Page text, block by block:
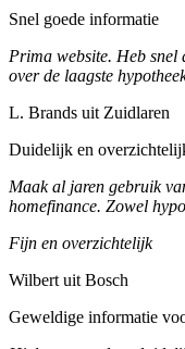
Snel goede informatie
Prima website. Heb snel
over de laagste
L. Brands uit Zuidlaren
Duidelijk en
Maak al jaren gebruik
homefinance. Zowel
Fijn en overzichtelijk
Wilbert uit Bosch
Geweldige informatie